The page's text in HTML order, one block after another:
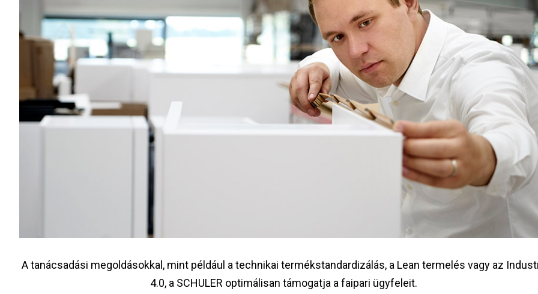
A tanácsadási megoldásokkal, mint például a technikai termékstandardizálás, a Lean termelés vagy az
4.0, a SCHULER optimálisan támogatja a faipari ügyfeleit.